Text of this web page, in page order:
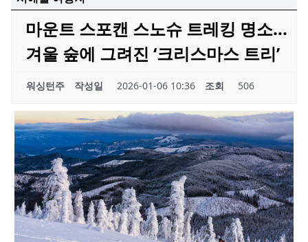
마운트 스포캔 스노슈 트레킹 명소...
겨울 숲에 그려진 ‘크리스마스 트리’
워싱턴주 작성일 2026-01-06 10:36 조회 506